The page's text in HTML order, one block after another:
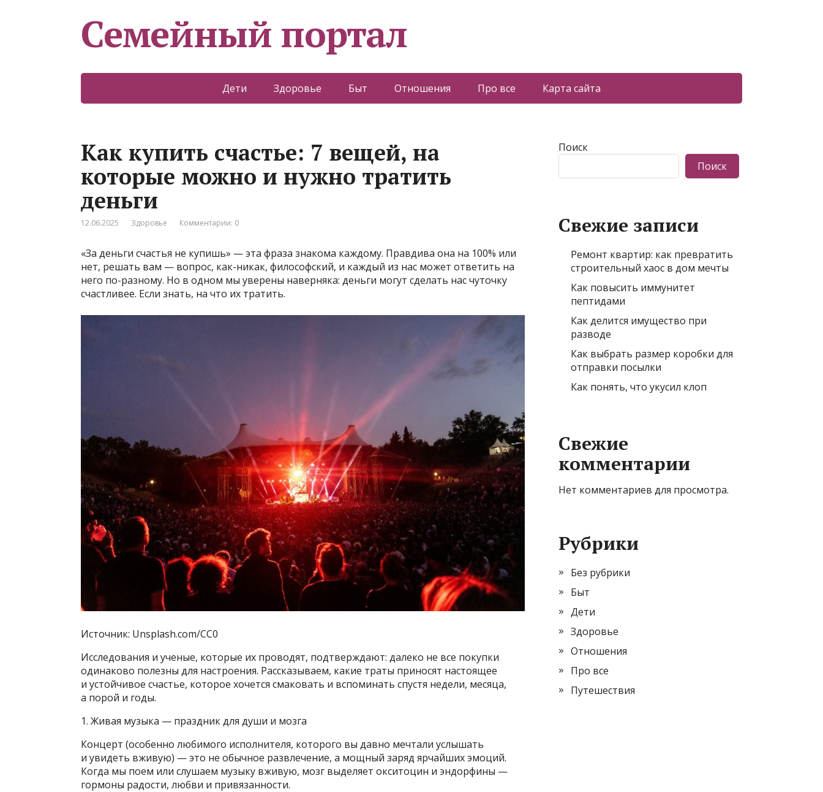
Семейный портал
Дети Здоровье Быт Отношения Про все Карта сайта
Как купить счастье: 7 вещей, на
которые можно и нужно тратить
деньги
12.06.2025 Здоровье Комментарии: 0
«За деньги счастья не купишь» — эта фраза знакома каждому. Правдива она на 100% или
нет, решать вам — вопрос, как-никак, философский, и каждый из нас может ответить на
него по-разному. Но в одном мы уверены наверняка: деньги могут сделать нас чуточку
счастливее. Если знать, на что их тратить.
Источник: Unsplash.com/CC0
Исследования и ученые, которые их проводят, подтверждают: далеко не все покупки
одинаково полезны для настроения. Рассказываем, какие траты приносят настоящее
и устойчивое счастье, которое хочется смаковать и вспоминать спустя недели, месяца,
а порой и годы.
1. Живая музыка — праздник для души и мозга
Концерт (особенно любимого исполнителя, которого вы давно мечтали услышать
и увидеть вживую) — это не обычное развлечение, а мощный заряд ярчайших эмоций.
Когда мы поем или слушаем музыку вживую, мозг выделяет окситоцин и эндорфины —
гормоны радости, любви и привязанности.
Поиск
Поиск
Свежие записи
Ремонт квартир: как превратить
строительный хаос в дом мечты
Как повысить иммунитет
пептидами
Как делится имущество при
разводе
Как выбрать размер коробки для
отправки посылки
Как понять, что укусил клоп
Свежие
комментарии
Нет комментариев для просмотра.
Рубрики
Без рубрики
Быт
Дети
Здоровье
Отношения
Про все
Путешествия